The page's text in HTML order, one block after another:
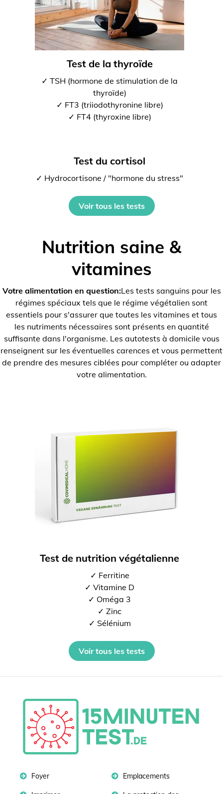
Test de la thyroïde
✓ TSH (hormone de stimulation de la
thyroïde)
✓ FT3 (triiodothyronine libre)
✓ FT4 (thyroxine libre)
Test du cortisol
✓ Hydrocortisone / "hormone du stress"
Voir tous les tests
Nutrition saine &
vitamines
Votre alimentation en question:Les tests sanguins pour les
régimes spéciaux tels que le régime végétalien sont
essentiels pour s'assurer que toutes les vitamines et tous
les nutriments nécessaires sont présents en quantité
suffisante dans l'organisme. Les autotests à domicile vous
renseignent sur les éventuelles carences et vous permettent
de prendre des mesures ciblées pour compléter ou adapter
votre alimentation.
Test de nutrition végétalienne
✓ Ferritine
✓ Vitamine D
✓ Oméga 3
✓ Zinc
✓ Sélénium
Voir tous les tests
Foyer Emplacements